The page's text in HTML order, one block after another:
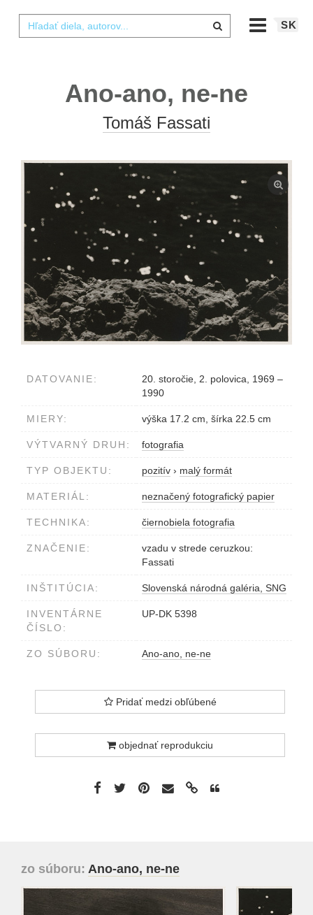
SK
Ano-ano, ne-ne
Tomáš Fassati
DATOVANIE:
20. storočie, 2. polovica, 1969 –
1990
MIERY: výška 17.2 cm, šírka 22.5 cm
VÝTVARNÝ DRUH: fotografia
TYP OBJEKTU: pozitív › malý formát
MATERIÁL: neznačený fotografický papier
TECHNIKA: čiernobiela fotografia
ZNAČENIE:
vzadu v strede ceruzkou:
Fassati
INŠTITÚCIA: Slovenská národná galéria, SNG
INVENTÁRNE
ČÍSLO:
UP-DK 5398
ZO SÚBORU: Ano-ano, ne-ne
Pridať medzi obľúbené
objednať reprodukciu
zo súboru: Ano-ano, ne-ne